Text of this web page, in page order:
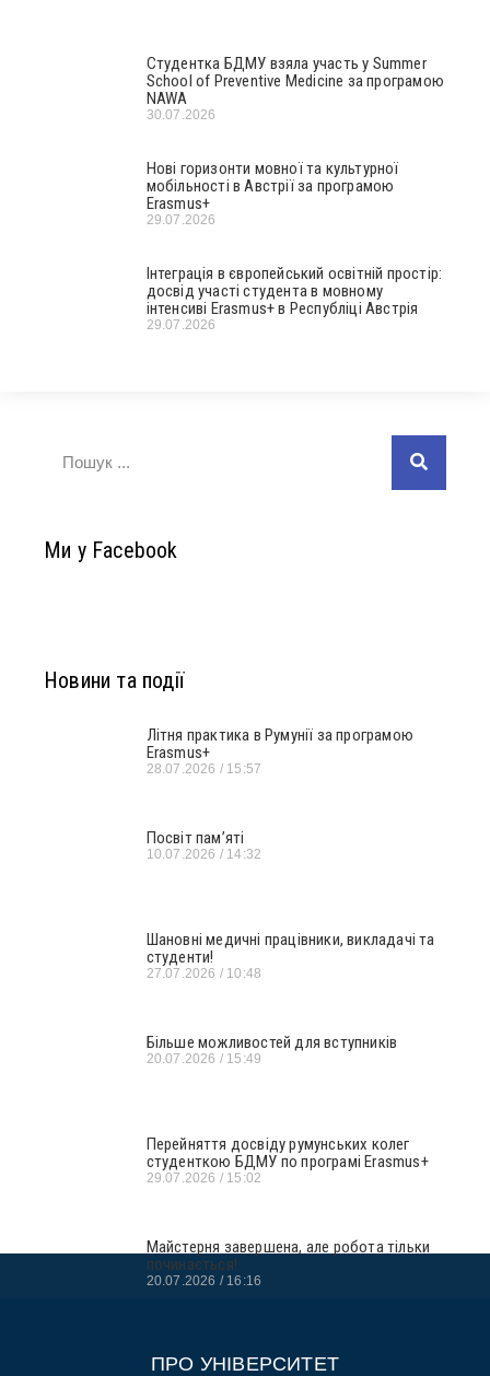
Студентка БДМУ взяла участь у Summer
School of Preventive Medicine за програмою
NAWA
30.07.2026
Нові горизонти мовної та культурної
мобільності в Австрії за програмою
Erasmus+
29.07.2026
Інтеграція в європейський освітній простір:
досвід участі студента в мовному
інтенсиві Erasmus+ в Республіці Австрія
29.07.2026
Ми у Facebook
Новини та події
Літня практика в Румунії за програмою
Erasmus+
28.07.2026 15:57
Посвіт пам’яті
10.07.2026 14:32
Шановні медичні працівники, викладачі та
студенти!
27.07.2026 10:48
Більше можливостей для вступників
20.07.2026 15:49
Перейняття досвіду румунських колег
студенткою БДМУ по програмі Erasmus+
29.07.2026 15:02
Майстерня завершена, але робота тільки
починається!
20.07.2026 16:16
ПРО УНІВЕРСИТЕТ